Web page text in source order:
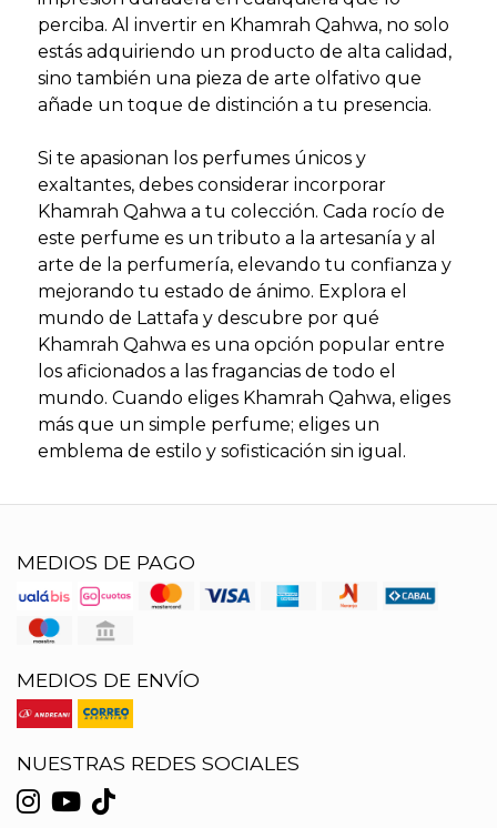
perciba. Al invertir en Khamrah Qahwa, no solo
estás adquiriendo un producto de alta calidad,
sino también una pieza de arte olfativo que
añade un toque de distinción a tu presencia.
Si te apasionan los perfumes únicos y
exaltantes, debes considerar incorporar
Khamrah Qahwa a tu colección. Cada rocío de
este perfume es un tributo a la artesanía y al
arte de la perfumería, elevando tu confianza y
mejorando tu estado de ánimo. Explora el
mundo de Lattafa y descubre por qué
Khamrah Qahwa es una opción popular entre
los aficionados a las fragancias de todo el
mundo. Cuando eliges Khamrah Qahwa, eliges
más que un simple perfume; eliges un
emblema de estilo y sofisticación sin igual.
MEDIOS DE PAGO
MEDIOS DE ENVÍO
NUESTRAS REDES SOCIALES